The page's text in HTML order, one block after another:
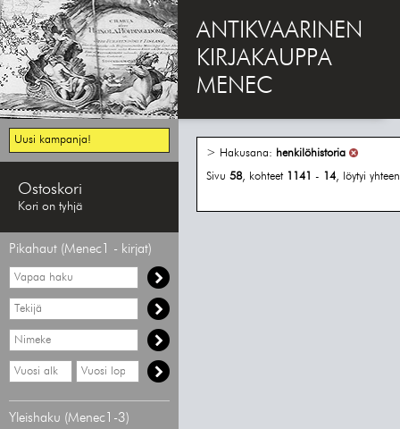
ANTIKVAARINEN
KIRJAKAUPPA
MENEC
Uusi kampanja!
Ostoskori
Kori on tyhjä
Pikahaut (Menec1 - kirjat)
Vapaa
haku
Hae
tekijää
Hae
nimekettä
Hae
vähimmäisvuosi
Hae
enimmäisvuosi
Yleishaku (Menec1-3)
> Hakusana: henkilöhistoria
Sivu 58, kohteet 1141 - 14, löytyi